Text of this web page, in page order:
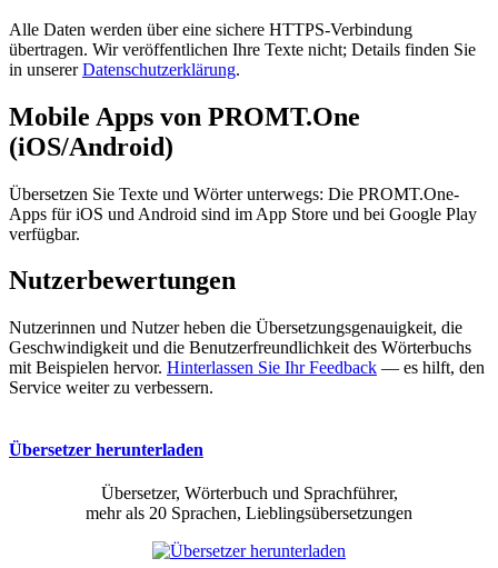
Alle Daten werden über eine sichere HTTPS-Verbindung
übertragen. Wir veröffentlichen Ihre Texte nicht; Details finden Sie
in unsererDatenschutzerklärung.
Mobile Apps von PROMT.One
(iOS/Android)
Übersetzen Sie Texte und Wörter unterwegs: Die PROMT.One-
Apps für iOS und Android sind im App Store und bei Google Play
verfügbar.
Nutzerbewertungen
Nutzerinnen und Nutzer heben die Übersetzungsgenauigkeit, die
Geschwindigkeit und die Benutzerfreundlichkeit des Wörterbuchs
mit Beispielen hervor. Hinterlassen Sie Ihr Feedback — es hilft, den
Service weiter zu verbessern.
Übersetzer herunterladen
Übersetzer, Wörterbuch und Sprachführer,
mehr als 20 Sprachen, Lieblingsübersetzungen